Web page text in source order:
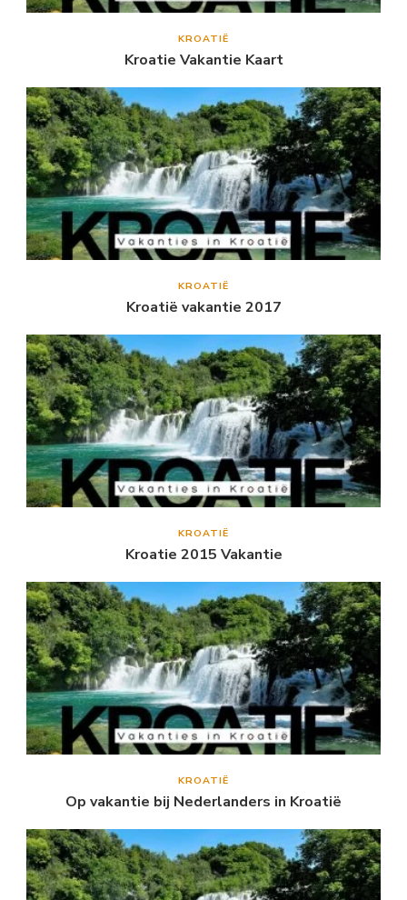
KROATIË
Kroatie Vakantie Kaart
KROATIË
Kroatië vakantie 2017
KROATIË
Kroatie 2015 Vakantie
KROATIË
Op vakantie bij Nederlanders in Kroatië